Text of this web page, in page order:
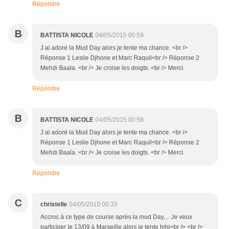
Répondre
B BATTISTA NICOLE 04/05/2015 00:59
J ai adoré la Mud Day alors je tente ma chance. <br />
Réponse 1 Leslie Djhone et Marc Raquil<br /> Réponse 2
Mehdi Baala. <br /> Je croise les doigts. <br /> Merci.
Répondre
B BATTISTA NICOLE 04/05/2015 00:58
J ai adoré la Mud Day alors je tente ma chance. <br />
Réponse 1 Leslie Djhone et Marc Raquil<br /> Réponse 2
Mehdi Baala. <br /> Je croise les doigts. <br /> Merci.
Répondre
C christelle 04/05/2015 00:33
Accroc à ce type de course après la mud Day.... Je veux
participer le 13/09 à Marseille alors je tente hihi<br /> <br />